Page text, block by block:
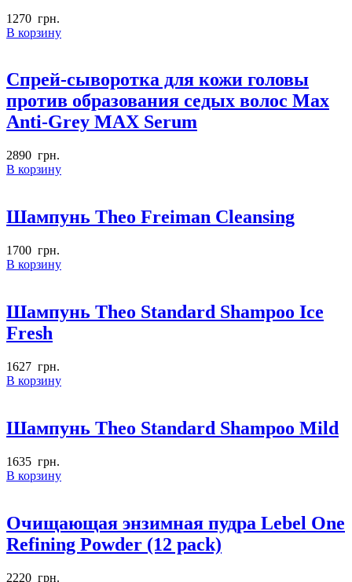
1270 грн.
В корзину
Спрей-сыворотка для кожи головы
против образования седых волос Max
Anti-Grey MAX Serum
2890 грн.
В корзину
Шампунь Theo Freiman Cleansing
1700 грн.
В корзину
Шампунь Theo Standard Shampoo Ice
Fresh
1627 грн.
В корзину
Шампунь Theo Standard Shampoo Mild
1635 грн.
В корзину
Очищающая энзимная пудра Lebel One
Refining Powder (12 pack)
2220 грн.